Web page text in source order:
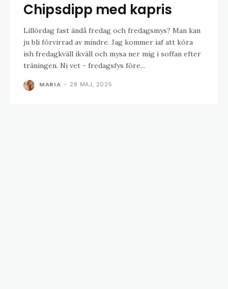
Chipsdipp med kapris
Lillördag fast ändå fredag och fredagsmys? Man kan
ju bli förvirrad av mindre. Jag kommer iaf att köra
ish fredagkväll ikväll och mysa ner mig i soffan efter
träningen. Ni vet - fredagsfys före...
MARIA - 28 MAJ, 2025